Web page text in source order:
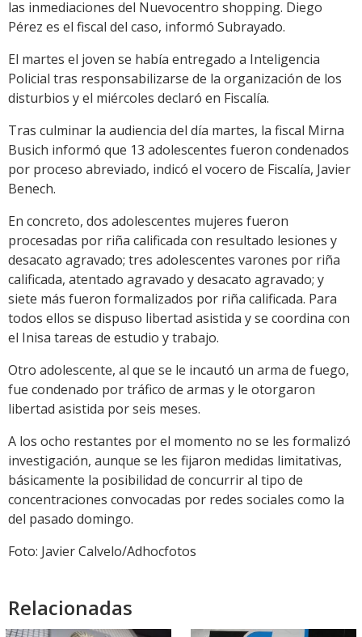
las inmediaciones del Nuevocentro shopping. Diego
Pérez es el fiscal del caso, informó Subrayado.
El martes el joven se había entregado a Inteligencia
Policial tras responsabilizarse de la organización de los
disturbios y el miércoles declaró en Fiscalía.
Tras culminar la audiencia del día martes, la fiscal Mirna
Busich informó que 13 adolescentes fueron condenados
por proceso abreviado, indicó el vocero de Fiscalía, Javier
Benech.
En concreto, dos adolescentes mujeres fueron
procesadas por riña calificada con resultado lesiones y
desacato agravado; tres adolescentes varones por riña
calificada, atentado agravado y desacato agravado; y
siete más fueron formalizados por riña calificada. Para
todos ellos se dispuso libertad asistida y se coordina con
el Inisa tareas de estudio y trabajo.
Otro adolescente, al que se le incautó un arma de fuego,
fue condenado por tráfico de armas y le otorgaron
libertad asistida por seis meses.
A los ocho restantes por el momento no se les formalizó
investigación, aunque se les fijaron medidas limitativas,
básicamente la posibilidad de concurrir al tipo de
concentraciones convocadas por redes sociales como la
del pasado domingo.
Foto: Javier Calvelo/Adhocfotos
Relacionadas